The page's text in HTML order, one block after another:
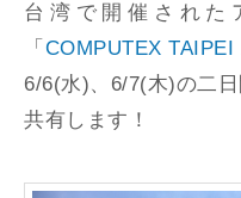
台湾で開催された
「 COMPUTEX TAIPEI
6/6(水)、6/7(木)の二
共有します！